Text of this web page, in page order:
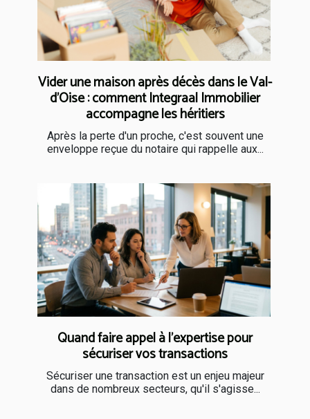
Vider une maison après décès dans le Val-
d'Oise : comment Integraal Immobilier
accompagne les héritiers
Après la perte d'un proche, c'est souvent une
enveloppe reçue du notaire qui rappelle aux...
Quand faire appel à l’expertise pour
sécuriser vos transactions
Sécuriser une transaction est un enjeu majeur
dans de nombreux secteurs, qu'il s'agisse...